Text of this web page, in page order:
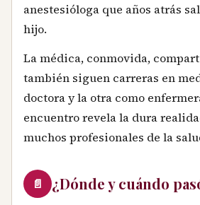
anestesióloga que años atrás
hijo.
La médica, conmovida,
también siguen carreras en
doctora y la otra como
encuentro revela la dura
muchos profesionales de la
📄 ¿Dónde y cuándo